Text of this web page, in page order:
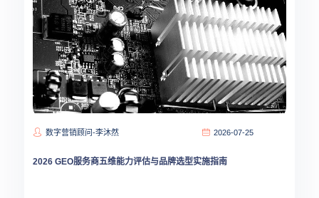
数字营销顾问-李沐然 2026-07-25
2026 GEO服务商五维能力评估与品牌选型实施指南